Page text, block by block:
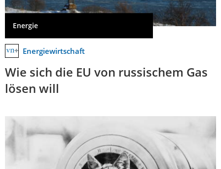
Energie
Energiewirtschaft
Wie sich die EU von russischem Gas
lösen will